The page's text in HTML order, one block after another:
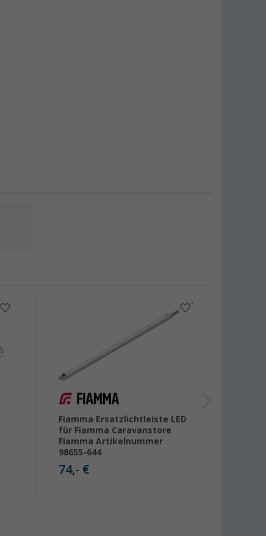
Fiamma Ersatzlichtleiste LED
für Fiamma Caravanstore
Fiamma Artikelnummer
98655-644
74,- €